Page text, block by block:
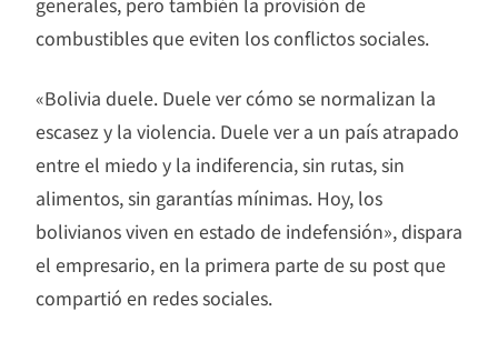
combustibles que eviten los conflictos sociales.
«Bolivia duele. Duele ver cómo se normalizan la
escasez y la violencia. Duele ver a un país atrapado
entre el miedo y la indiferencia, sin rutas, sin
alimentos, sin garantías mínimas. Hoy, los
bolivianos viven en estado de indefensión», dispara
el empresario, en la primera parte de su post que
compartió en redes sociales.